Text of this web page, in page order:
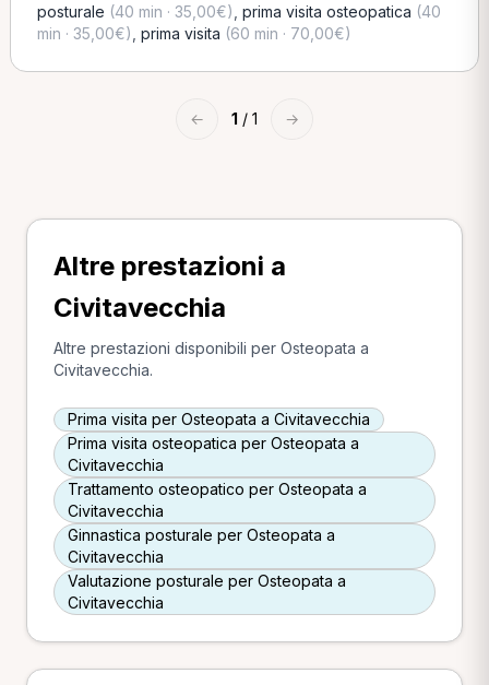
posturale (40 min · 35,00€) prima visita osteopatica (40
min · 35,00€) prima visita (60 min · 70,00€)
← 1 / 1 →
Altre prestazioni a
Civitavecchia
Altre prestazioni disponibili per Osteopata a
Civitavecchia.
Prima visita per Osteopata a Civitavecchia
Prima visita osteopatica per Osteopata a
Civitavecchia
Trattamento osteopatico per Osteopata a
Civitavecchia
Ginnastica posturale per Osteopata a
Civitavecchia
Valutazione posturale per Osteopata a
Civitavecchia